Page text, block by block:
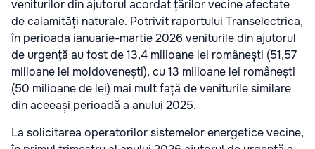
veniturilor din ajutorul acordat țărilor vecine afectate
de calamități naturale. Potrivit raportului Transelectrica,
în perioada ianuarie-martie 2026 veniturile din ajutorul
de urgență au fost de 13,4 milioane lei românești (51,57
milioane lei moldovenești), cu 13 milioane lei românești
(50 milioane de lei) mai mult față de veniturile similare
din aceeași perioadă a anului 2025.
La solicitarea operatorilor sistemelor energetice vecine,